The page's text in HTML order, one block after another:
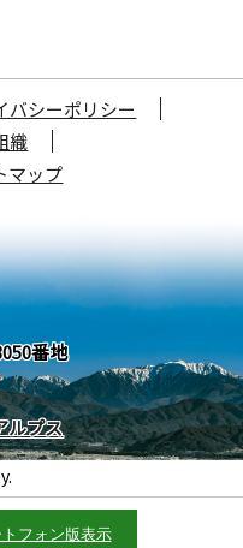
バシーポリシー
織
マップ
番地
ルプス
トフォン版表示